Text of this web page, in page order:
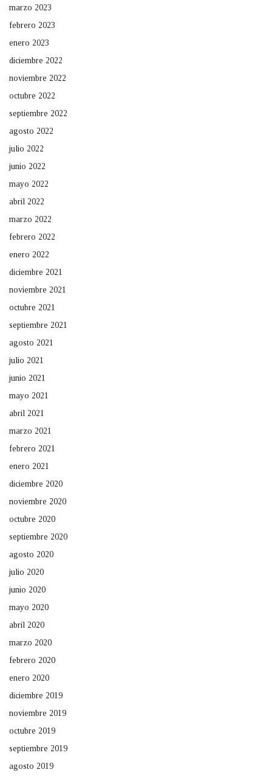
marzo 2023
febrero 2023
enero 2023
diciembre 2022
noviembre 2022
octubre 2022
septiembre 2022
agosto 2022
julio 2022
junio 2022
mayo 2022
abril 2022
marzo 2022
febrero 2022
enero 2022
diciembre 2021
noviembre 2021
octubre 2021
septiembre 2021
agosto 2021
julio 2021
junio 2021
mayo 2021
abril 2021
marzo 2021
febrero 2021
enero 2021
diciembre 2020
noviembre 2020
octubre 2020
septiembre 2020
agosto 2020
julio 2020
junio 2020
mayo 2020
abril 2020
marzo 2020
febrero 2020
enero 2020
diciembre 2019
noviembre 2019
octubre 2019
septiembre 2019
agosto 2019